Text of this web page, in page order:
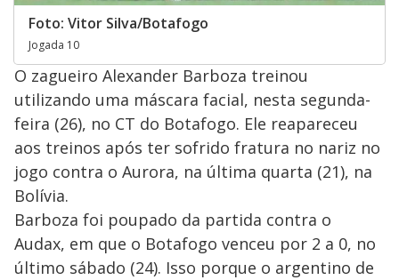
Foto: Vitor Silva/Botafogo
Jogada 10
O zagueiro Alexander Barboza treinou
utilizando uma máscara facial, nesta segunda-
feira (26), no CT do Botafogo. Ele reapareceu
aos treinos após ter sofrido fratura no nariz no
jogo contra o Aurora, na última quarta (21), na
Bolívia.
Barboza foi poupado da partida contra o
Audax, em que o Botafogo venceu por 2 a 0, no
último sábado (24). Isso porque o argentino de